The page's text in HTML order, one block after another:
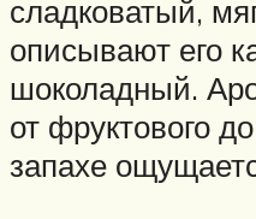
сладковатый,
описывают его
шоколадный.
от фруктового
запахе